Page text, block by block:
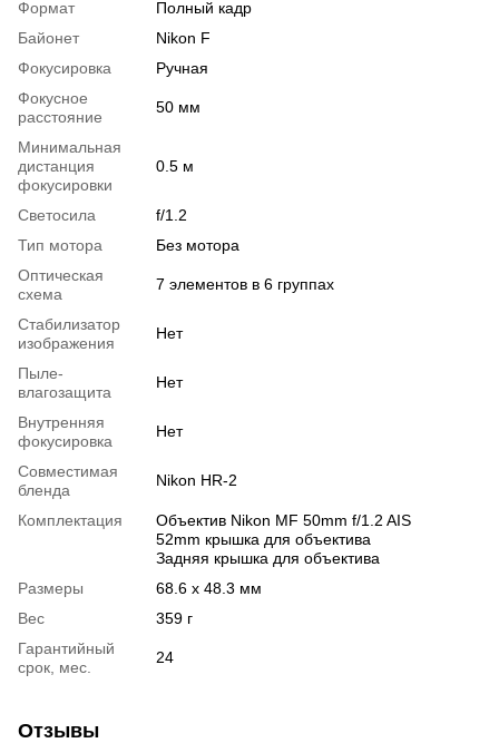
Формат
Полный кадр
Байонет
Nikon F
Фокусировка
Ручная
Фокусное
расстояние
50 мм
Минимальная
дистанция
фокусировки
0.5 м
Светосила
f/1.2
Тип мотора
Без мотора
Оптическая
схема
7 элементов в 6 группах
Стабилизатор
изображения
Нет
Пыле-
влагозащита
Нет
Внутренняя
фокусировка
Нет
Совместимая
бленда
Nikon HR-2
Комплектация
Объектив Nikon MF 50mm f/1.2 AIS
52mm крышка для объектива
Задняя крышка для объектива
Размеры
68.6 x 48.3 мм
Вес
359 г
Гарантийный
срок, мес.
24
Отзывы